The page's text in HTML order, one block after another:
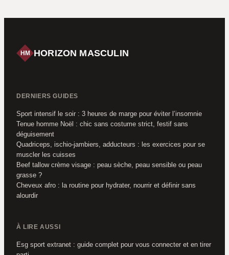
HM HORIZON MASCULIN
DERNIERS GUIDES
Sport intensif le soir : 3 heures de marge pour éviter l’insomnie
Tenue homme Noël : chic sans costume strict, festif sans
déguisement
Quadriceps, ischio-jambiers, adducteurs : les exercices pour se
muscler les cuisses
Beef tallow crème visage : peau sèche, peau sensible ou peau
grasse ?
Cheveux afro : la routine pour hydrater, nourrir et définir sans
alourdir
À LIRE AUSSI
Esg sport extranet : guide complet pour vous connecter et en tirer